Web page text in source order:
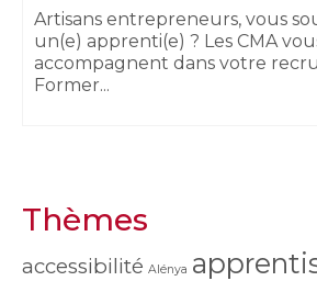
Artisans entrepreneurs, vous
un(e) apprenti(e) ? Les CMA
accompagnent dans votre
Former...
Thèmes
accessibilité Alénya